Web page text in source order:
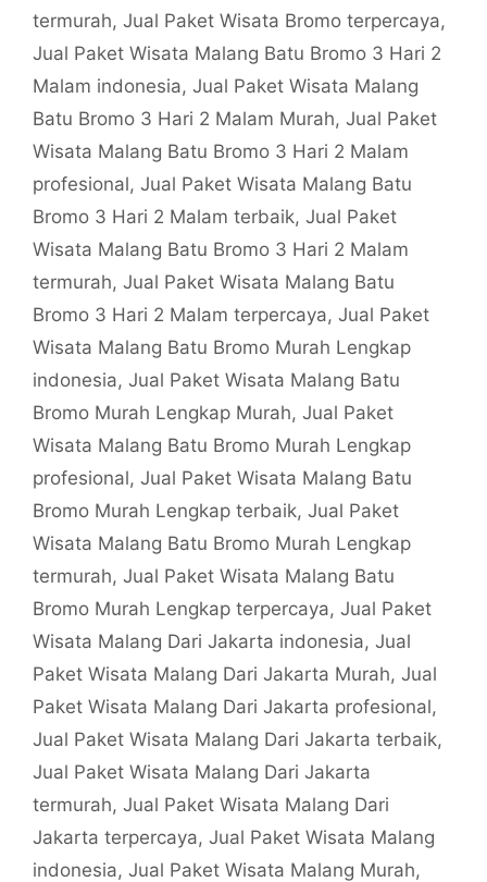
termurah, Jual Paket Wisata Bromo terpercaya,
Jual Paket Wisata Malang Batu Bromo 3 Hari 2
Malam indonesia, Jual Paket Wisata Malang
Batu Bromo 3 Hari 2 Malam Murah, Jual Paket
Wisata Malang Batu Bromo 3 Hari 2 Malam
profesional, Jual Paket Wisata Malang Batu
Bromo 3 Hari 2 Malam terbaik, Jual Paket
Wisata Malang Batu Bromo 3 Hari 2 Malam
termurah, Jual Paket Wisata Malang Batu
Bromo 3 Hari 2 Malam terpercaya, Jual Paket
Wisata Malang Batu Bromo Murah Lengkap
indonesia, Jual Paket Wisata Malang Batu
Bromo Murah Lengkap Murah, Jual Paket
Wisata Malang Batu Bromo Murah Lengkap
profesional, Jual Paket Wisata Malang Batu
Bromo Murah Lengkap terbaik, Jual Paket
Wisata Malang Batu Bromo Murah Lengkap
termurah, Jual Paket Wisata Malang Batu
Bromo Murah Lengkap terpercaya, Jual Paket
Wisata Malang Dari Jakarta indonesia, Jual
Paket Wisata Malang Dari Jakarta Murah, Jual
Paket Wisata Malang Dari Jakarta profesional,
Jual Paket Wisata Malang Dari Jakarta terbaik,
Jual Paket Wisata Malang Dari Jakarta
termurah, Jual Paket Wisata Malang Dari
Jakarta terpercaya, Jual Paket Wisata Malang
indonesia, Jual Paket Wisata Malang Murah,